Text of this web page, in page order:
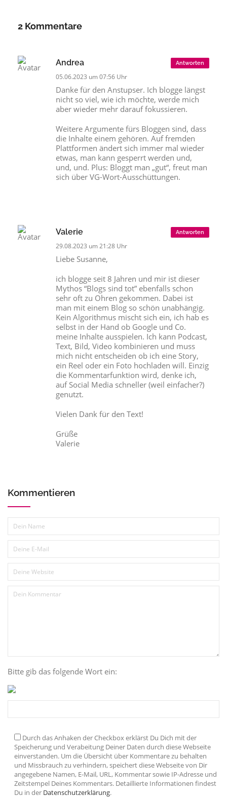
2 Kommentare
Andrea
05.06.2023 um 07:56 Uhr
Danke für den Anstupser. Ich blogge längst
nicht so viel, wie ich möchte, werde mich
aber wieder mehr darauf fokussieren.
Weitere Argumente fürs Bloggen sind, dass
die Inhalte einem gehören. Auf fremden
Plattformen ändert sich immer mal wieder
etwas, man kann gesperrt werden und,
und, und. Plus: Bloggt man „gut“, freut man
sich über VG-Wort-Ausschüttungen.
Antworten
Valerie
29.08.2023 um 21:28 Uhr
Liebe Susanne,
ich blogge seit 8 Jahren und mir ist dieser
Mythos “Blogs sind tot” ebenfalls schon
sehr oft zu Ohren gekommen. Dabei ist
man mit einem Blog so schön unabhängig.
Kein Algorithmus mischt sich ein, ich hab es
selbst in der Hand ob Google und Co.
meine Inhalte ausspielen. Ich kann Podcast,
Text, Bild, Video kombinieren und muss
mich nicht entscheiden ob ich eine Story,
ein Reel oder ein Foto hochladen will. Einzig
die Kommentarfunktion wird, denke ich,
auf Social Media schneller (weil einfacher?)
genutzt.
Vielen Dank für den Text!
Grüße
Valerie
Antworten
Kommentieren
Bitte gib das folgende Wort ein:
Durch das Anhaken der Checkbox erklärst Du Dich mit der
Speicherung und Verabeitung Deiner Daten durch diese Webseite
einverstanden. Um die Übersicht über Kommentare zu behalten
und Missbrauch zu verhindern, speichert diese Webseite von Dir
angegebene Namen, E-Mail, URL, Kommentar sowie IP-Adresse und
Zeitstempel Deines Kommentars. Detaillierte Informationen findest
Du in der Datenschutzerklärung.